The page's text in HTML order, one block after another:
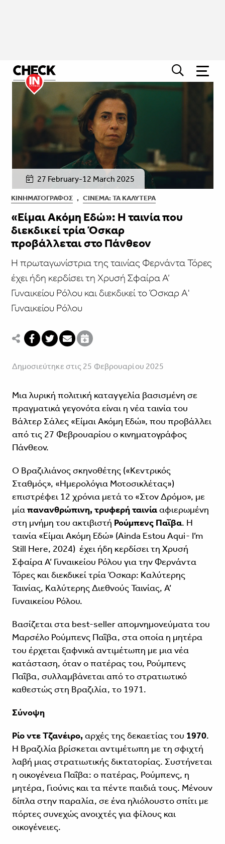
27 February-12 March 2025
ΚΙΝΗΜΑΤΟΓΡΆΦΟΣ , CINEMA: ΤΑ ΚΑΛΎΤΕΡΑ
«Είμαι Ακόμη Εδώ»: Η ταινία που
διεκδικεί τρία Όσκαρ
προβάλλεται στο Πάνθεον
Η πρωταγωνίστρια της ταινίας Φερνάντα Τόρες
έχει ήδη κερδίσει τη Χρυσή Σφαίρα Α’
Γυναικείου Ρόλου και διεκδικεί το Όσκαρ Α'
Γυναικείου Ρόλου
Δημοσιεύτηκε στις 25 Φεβρουαρίου 2025
Μια λυρική πολιτική καταγγελία βασισμένη σε
πραγματικά γεγονότα είναι η νέα ταινία του
Βάλτερ Σάλες «Είμαι Ακόμη Εδώ», που προβάλλει
από τις 27 Φεβρουαρίου ο κινηματογράφος
Πάνθεον.
O Bραζιλιάνος σκηνοθέτης («Κεντρικός
Σταθμός», «Ημερολόγια Μοτοσικλέτας»)
επιστρέφει 12 χρόνια μετά το «Στον Δρόμο», με
μίαπανανθρώπινη, τρυφερή ταινίααφιερωμένη
στη μνήμη του ακτιβιστή Ρούμπενς Παΐβα. Η
ταινία «Είμαι Ακόμη Εδώ» (Ainda Estou Aqui - I’m
Still Here, 2024) έχει ήδη κερδίσει τη Χρυσή
Σφαίρα Α’ Γυναικείου Ρόλου για την Φερνάντα
Τόρες και διεκδικεί τρία Όσκαρ: Καλύτερης
Ταινίας, Καλύτερης Διεθνούς Ταινίας, Α’
Γυναικείου Ρόλου.
Βασίζεται στα best-seller απομνημονεύματα του
Μαρσέλο Ρούμπενς Παΐβα, στα οποία η μητέρα
του έρχεται ξαφνικά αντιμέτωπη με μια νέα
κατάσταση, όταν ο πατέρας του, Ρούμπενς
Παΐβα, συλλαμβάνεται από το στρατιωτικό
καθεστώς στη Βραζιλία, το 1971.
Σύνοψη
Ρίο ντε Τζανέιρο, αρχές της δεκαετίας του 1970.
Η Βραζιλία βρίσκεται αντιμέτωπη με τη σφιχτή
λαβή μιας στρατιωτικής δικτατορίας. Συστήνεται
η οικογένεια Παΐβα: ο πατέρας, Ρούμπενς, η
μητέρα, Γιούνις και τα πέντε παιδιά τους. Μένουν
δίπλα στην παραλία, σε ένα ηλιόλουστο σπίτι με
πόρτες συνεχώς ανοιχτές για φίλους και
οικογένειες.